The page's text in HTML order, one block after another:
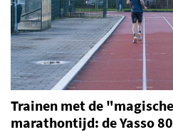
Trainen met de
marathontijd: de Yasso